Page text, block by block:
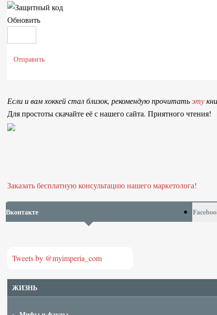
Обновить
Отправить
Если и вам хоккей стал близок, рекомендую прочитатьэту
Для простоты скачайте её с нашего сайта. Приятного чтения!
Заказать бесплатную консультацию нашего маркетолога!
Вконтакте
Tweets by @myimperia_com
ЖИЗНЬ